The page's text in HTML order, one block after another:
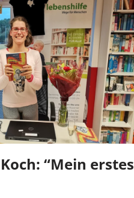
“Mein erstes